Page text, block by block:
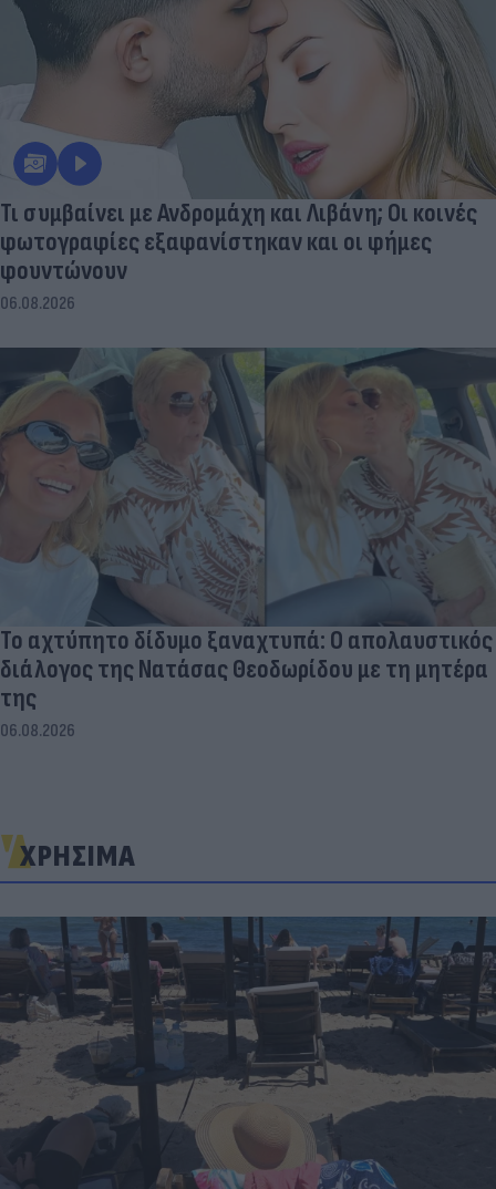
Τι συμβαίνει με Ανδρομάχη και Λιβάνη; Οι κοινές
φωτογραφίες εξαφανίστηκαν και οι φήμες
φουντώνουν
06.08.2026
Το αχτύπητο δίδυμο ξαναχτυπά: Ο απολαυστικός
διάλογος της Νατάσας Θεοδωρίδου με τη μητέρα
της
06.08.2026
ΧΡΗΣΙΜΑ